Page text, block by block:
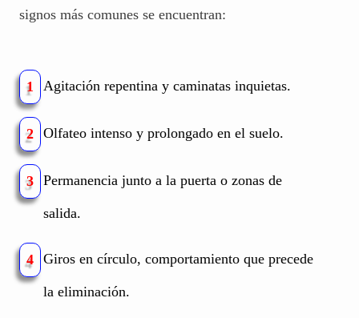
signos más comunes se encuentran:
1 Agitación repentina y caminatas inquietas.
2 Olfateo intenso y prolongado en el suelo.
3 Permanencia junto a la puerta o zonas de
salida.
4 Giros en círculo, comportamiento que precede
la eliminación.